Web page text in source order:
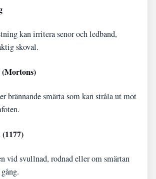
kan irritera senor och ledband,
skoval.
brännande smärta som kan stråla ut mot
vid svullnad, rodnad eller om smärtan